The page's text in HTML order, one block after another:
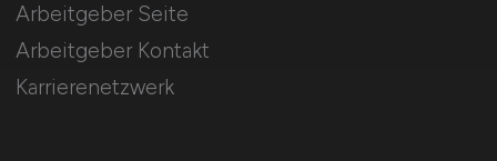
Arbeitgeber Seite
Arbeitgeber Kontakt
Karrierenetzwerk